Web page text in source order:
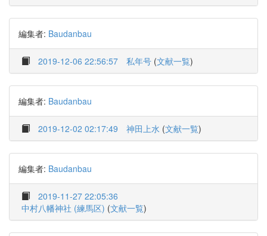
編集者: Baudanbau
2019-12-06 22:56:57 私年号 (文献一覧)
編集者: Baudanbau
2019-12-02 02:17:49 神田上水 (文献一覧)
編集者: Baudanbau
2019-11-27 22:05:36
中村八幡神社 (練馬区) (文献一覧)